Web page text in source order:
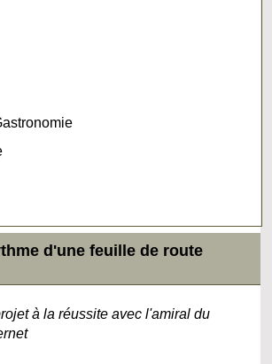
d'une feuille de route
à la réussite avec l'amiral du